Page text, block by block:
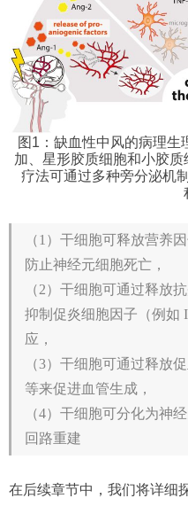
图1：缺血性中风的病理生
加、星形胶质细胞和小胶
疗法可通过多种旁分泌机
（1）干细胞可释放营养
防止神经元细胞死亡，
（2）干细胞可通过释放
抑制促炎细胞因子（例如
应，
（3）干细胞可通过释放
等来促进血管生成，
（4）干细胞可分化为神
回路重建
在后续章节中，我们将详细